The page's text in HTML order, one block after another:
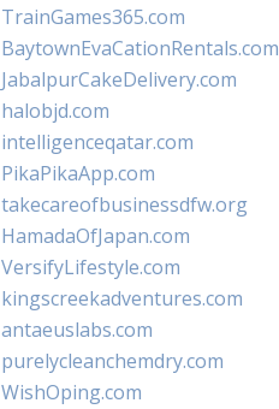
TrainGames365.com
BaytownEvaCationRentals.com
JabalpurCakeDelivery.com
halobjd.com
intelligenceqatar.com
PikaPikaApp.com
takecareofbusinessdfw.org
HamadaOfJapan.com
VersifyLifestyle.com
kingscreekadventures.com
antaeuslabs.com
purelycleanchemdry.com
WishOping.com